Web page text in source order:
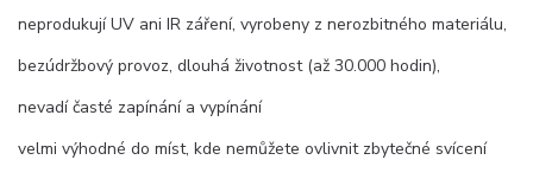
neprodukují UV ani IR záření, vyrobeny z nerozbitného materiálu,
bezúdržbový provoz, dlouhá životnost (až 30.000 hodin),
nevadí časté zapínání a vypínání
velmi výhodné do míst, kde nemůžete ovlivnit zbytečné svícení